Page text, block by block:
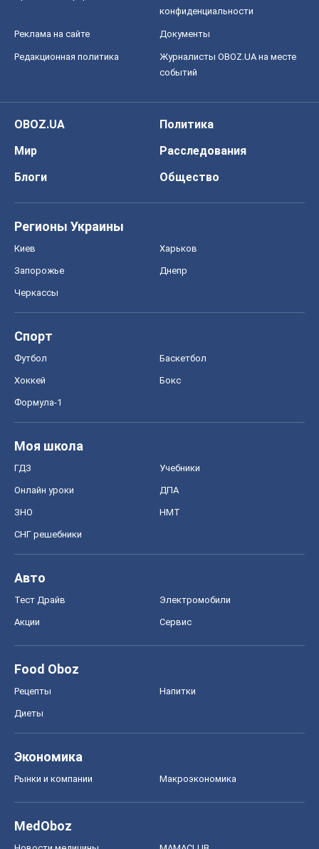
конфиденциальности
Реклама на сайте Документы
Редакционная политика
Журналисты OBOZ.UA на месте
событий
OBOZ.UA
Политика
Мир
Расследования
Блоги
Общество
Регионы Украины
Киев Харьков
Запорожье Днепр
Черкассы
Спорт
Футбол Баскетбол
Хоккей Бокс
Формула-1
Моя школа
ГДЗ Учебники
Онлайн уроки ДПА
ЗНО НМТ
СНГ решебники
Авто
Тест Драйв Электромобили
Акции Сервис
Food Oboz
Рецепты Напитки
Диеты
Экономика
Рынки и компании Mакроэкономика
MedOboz